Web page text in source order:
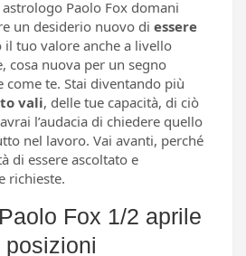
astrologo Paolo Fox domani
un desiderio nuovo di essere
il tuo valore anche a livello
cosa nuova per un segno
come te. Stai diventando più
vali, delle tue capacità, di ciò
l’audacia di chiedere quello
nel lavoro. Vai avanti, perché
di essere ascoltato e
richieste.
Fox 1/2 aprile
posizioni